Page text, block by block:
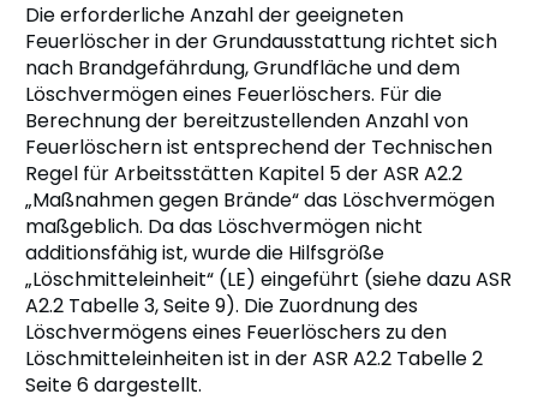
Die erforderliche Anzahl der geeigneten
Feuerlöscher in der Grundausstattung richtet sich
nach Brandgefährdung, Grundfläche und dem
Löschvermögen eines Feuerlöschers. Für die
Berechnung der bereitzustellenden Anzahl von
Feuerlöschern ist entsprechend der Technischen
Regel für Arbeitsstätten Kapitel 5 der ASR A2.2
„Maßnahmen gegen Brände“ das Löschvermögen
maßgeblich. Da das Löschvermögen nicht
additionsfähig ist, wurde die Hilfsgröße
„Löschmitteleinheit“ (LE) eingeführt (siehe dazu ASR
A2.2 Tabelle 3, Seite 9). Die Zuordnung des
Löschvermögens eines Feuerlöschers zu den
Löschmitteleinheiten ist in der ASR A2.2 Tabelle 2
Seite 6 dargestellt.